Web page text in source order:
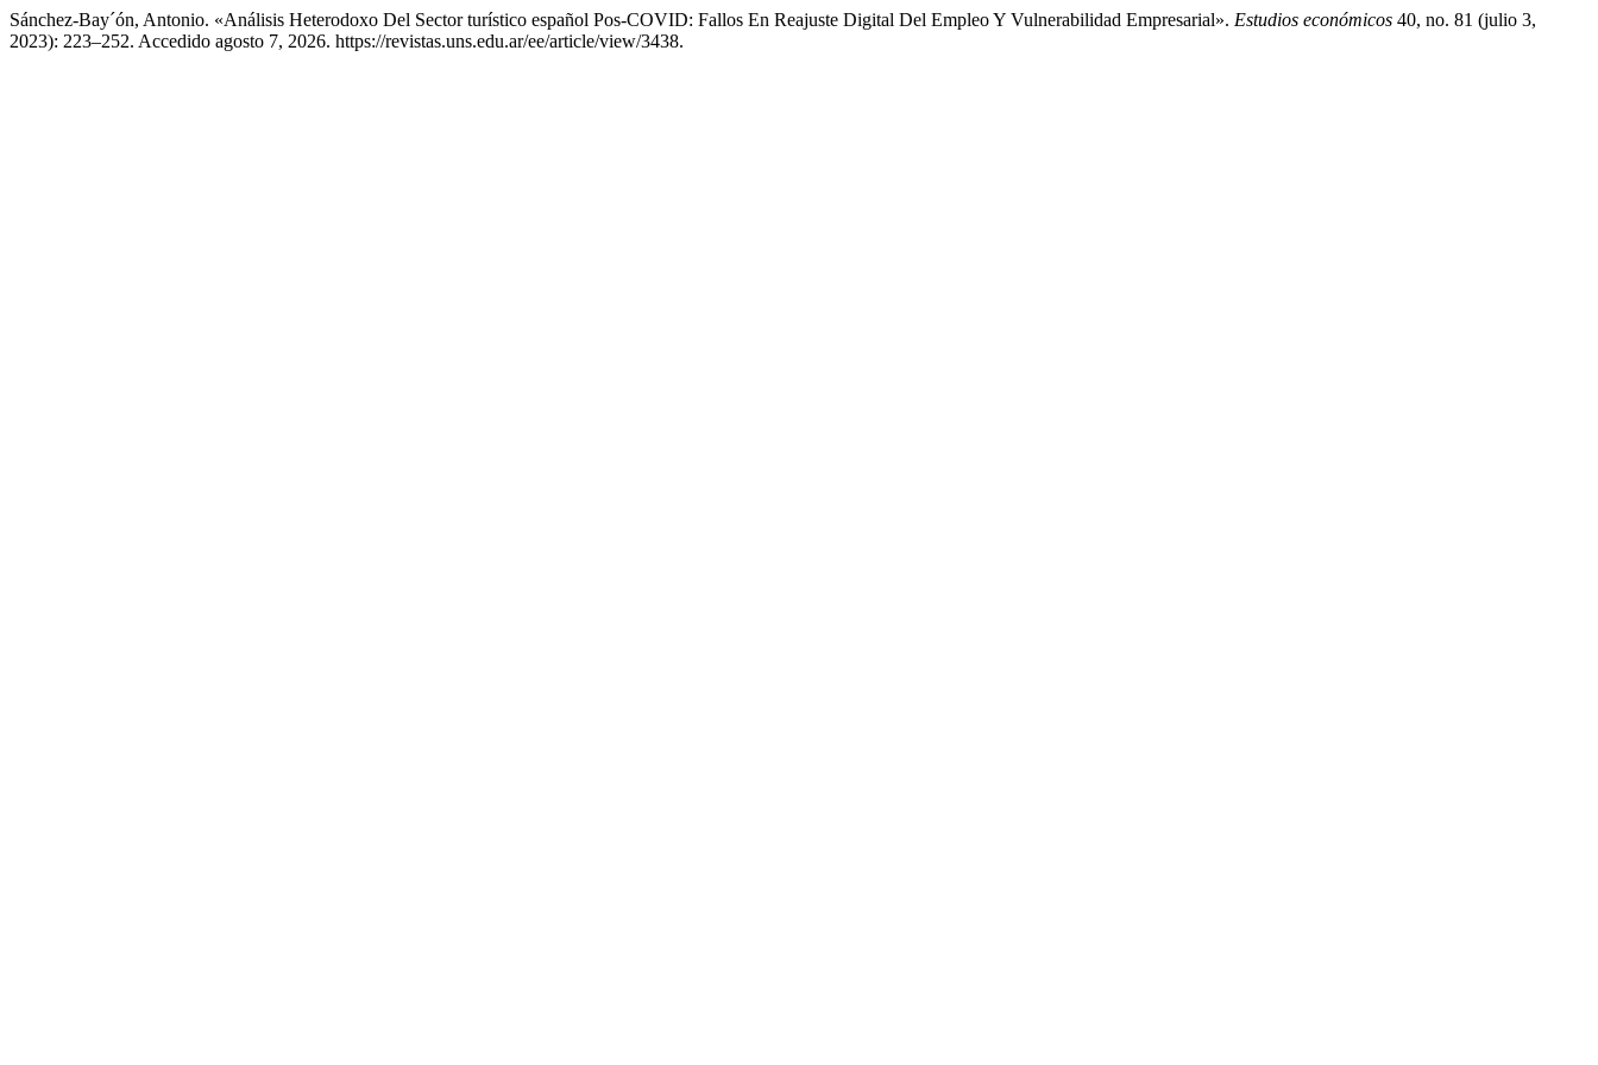
Sánchez-Bay´ón, Antonio. «Análisis Heterodoxo Del Sector turístico español Pos-COVID: Fallos En Reajuste Digital Del Empleo Y Vulnerabilidad Empresarial». Estudios económicos 40, no. 81 (julio 3,
2023): 223–252. Accedido agosto 7, 2026. https://revistas.uns.edu.ar/ee/article/view/3438.